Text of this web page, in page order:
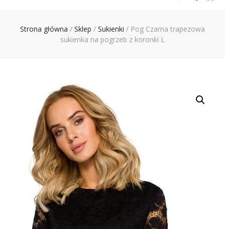
Strona główna / Sklep / Sukienki / Pog Czarna trapezowa
sukienka na pogrzeb z koronki L